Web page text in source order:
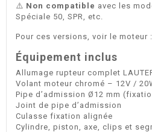
⚠️ Non compatible avec les
Spéciale 50, SPR, etc.
Pour ces versions, voir le moteur :
Équipement inclus
Allumage rupteur complet
Volant moteur chromé – 12V /
Pipe d’admission Ø12 mm
Joint de pipe d’admission
Culasse fixation alignée
Cylindre, piston, axe, clips et